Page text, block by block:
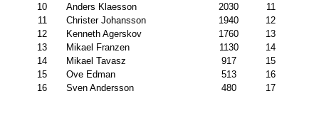
10
Anders Klaesson 2030
11
11
Christer Johansson 1940
12
12
Kenneth Agerskov 1760
13
13
Mikael Franzen 1130
14
14
Mikael Tavasz 917
15
15
Ove Edman 513
16
16
Sven Andersson 480 17